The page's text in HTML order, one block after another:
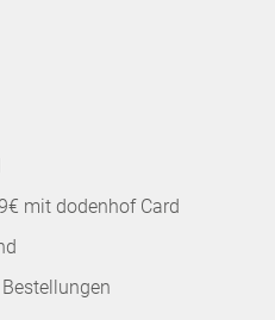
mit dodenhof Card